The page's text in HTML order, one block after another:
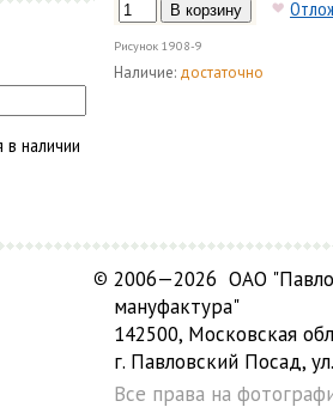
наличии
Рисунок 1908-9
Наличие: достаточно
© 2006—2026 ОАО
мануфактура"
142500, Московская
г. Павловский Посад,
Все права на